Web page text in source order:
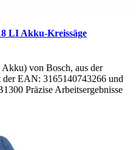
LI Akku-Kreissäge
von Bosch, aus der
EAN: 3165140743266 und
Präzise Arbeitsergebnisse